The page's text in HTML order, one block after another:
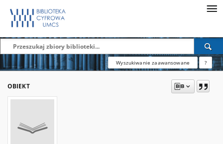
Wyszukiwanie zaawansowane ?
OBIEKT